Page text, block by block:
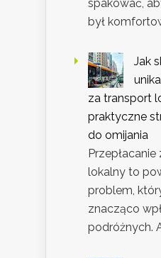
spakować,
był
Jak
za transport
praktyczne
do omijania
lokalny to
problem,
znacząco
podróżnych.